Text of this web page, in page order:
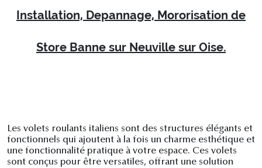
Installation, Depannage, Mororisation de
Store Banne sur Neuville sur Oise.
Les volets roulants italiens sont des structures élégants et
fonctionnels qui ajoutent à la fois un charme esthétique et
une fonctionnalité pratique à votre espace. Ces volets
sont conçus pour être versatiles, offrant une solution